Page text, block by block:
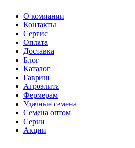
О компании
Контакты
Сервис
Оплата
Доставка
Блог
Каталог
Гавриш
Агроэлита
Фермерам
Удачные семена
Семена оптом
Серии
Акции